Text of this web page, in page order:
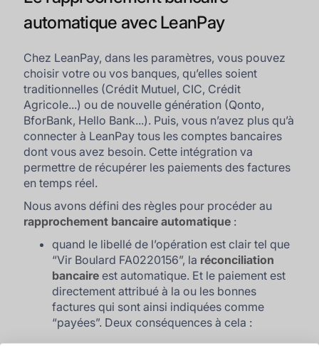
automatique avec LeanPay
Chez LeanPay, dans les paramètres, vous pouvez
choisir votre ou vos banques, qu’elles soient
traditionnelles (Crédit Mutuel, CIC, Crédit
Agricole...) ou de nouvelle génération (Qonto,
BforBank, Hello Bank...). Puis, vous n’avez plus qu’à
connecter à LeanPay tous les comptes bancaires
dont vous avez besoin. Cette intégration va
permettre de récupérer les paiements des factures
en temps réel.
Nous avons défini des règles pour procéder au
rapprochement bancaire automatique :
quand le libellé de l’opération est clair tel que
“Vir Boulard FA0220156”, la réconciliation
bancaire est automatique. Et le paiement est
directement attribué à la ou les bonnes
factures qui sont ainsi indiquées comme
“payées”. Deux conséquences à cela :